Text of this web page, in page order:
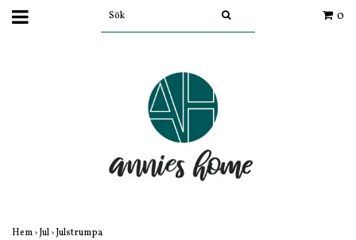
0
Hem›Jul›Julstrumpa